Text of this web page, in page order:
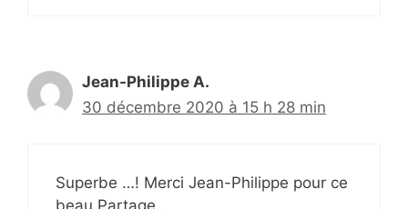
Jean-Philippe A.
30 décembre 2020 à 15 h 28 min
Superbe …! Merci Jean-Philippe pour ce